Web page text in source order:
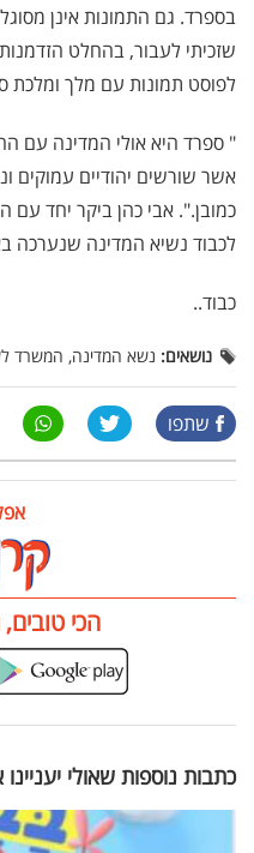
בספרד. גם התמונות אינן
שזכיתי לעבור, בהחלט
לפוסט תמונות עם מלך ומלכת
" ספרד היא אולי המדינה עם
אשר שורשים יהודיים עמוקים
כמובן.". אבי כהן ביקר יחד עם
לכבוד נשיא המדינה שנערכה
כבוד..
נושאים: נשא המדינה, המשרד
שתפו
הכי
כתבות נוספות שאולי